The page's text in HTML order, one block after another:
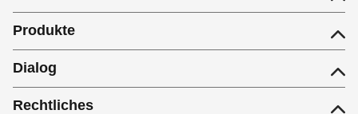
Produkte
Dialog
Rechtliches